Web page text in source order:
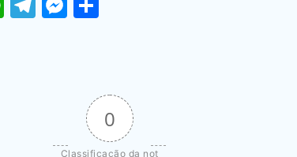
0
Classificação da not